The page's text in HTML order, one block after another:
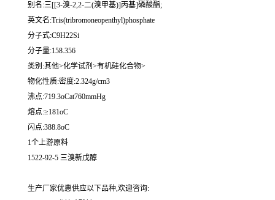
别名:三[[3-溴-2,2-二(溴甲基)]丙基]磷酸酯;
英文名:Tris(tribromoneopenthyl)phosphate
分子式:C9H22Si
分子量:158.356
类别:其他>化学试剂>有机硅化合物>
物化性质:密度:2.324g/cm3
沸点:719.3oCat760mmHg
熔点:≥181oC
闪点:388.8oC
1个上游原料
1522-92-5 三溴新戊醇
生产厂家优惠供应以下品种,欢迎咨询: